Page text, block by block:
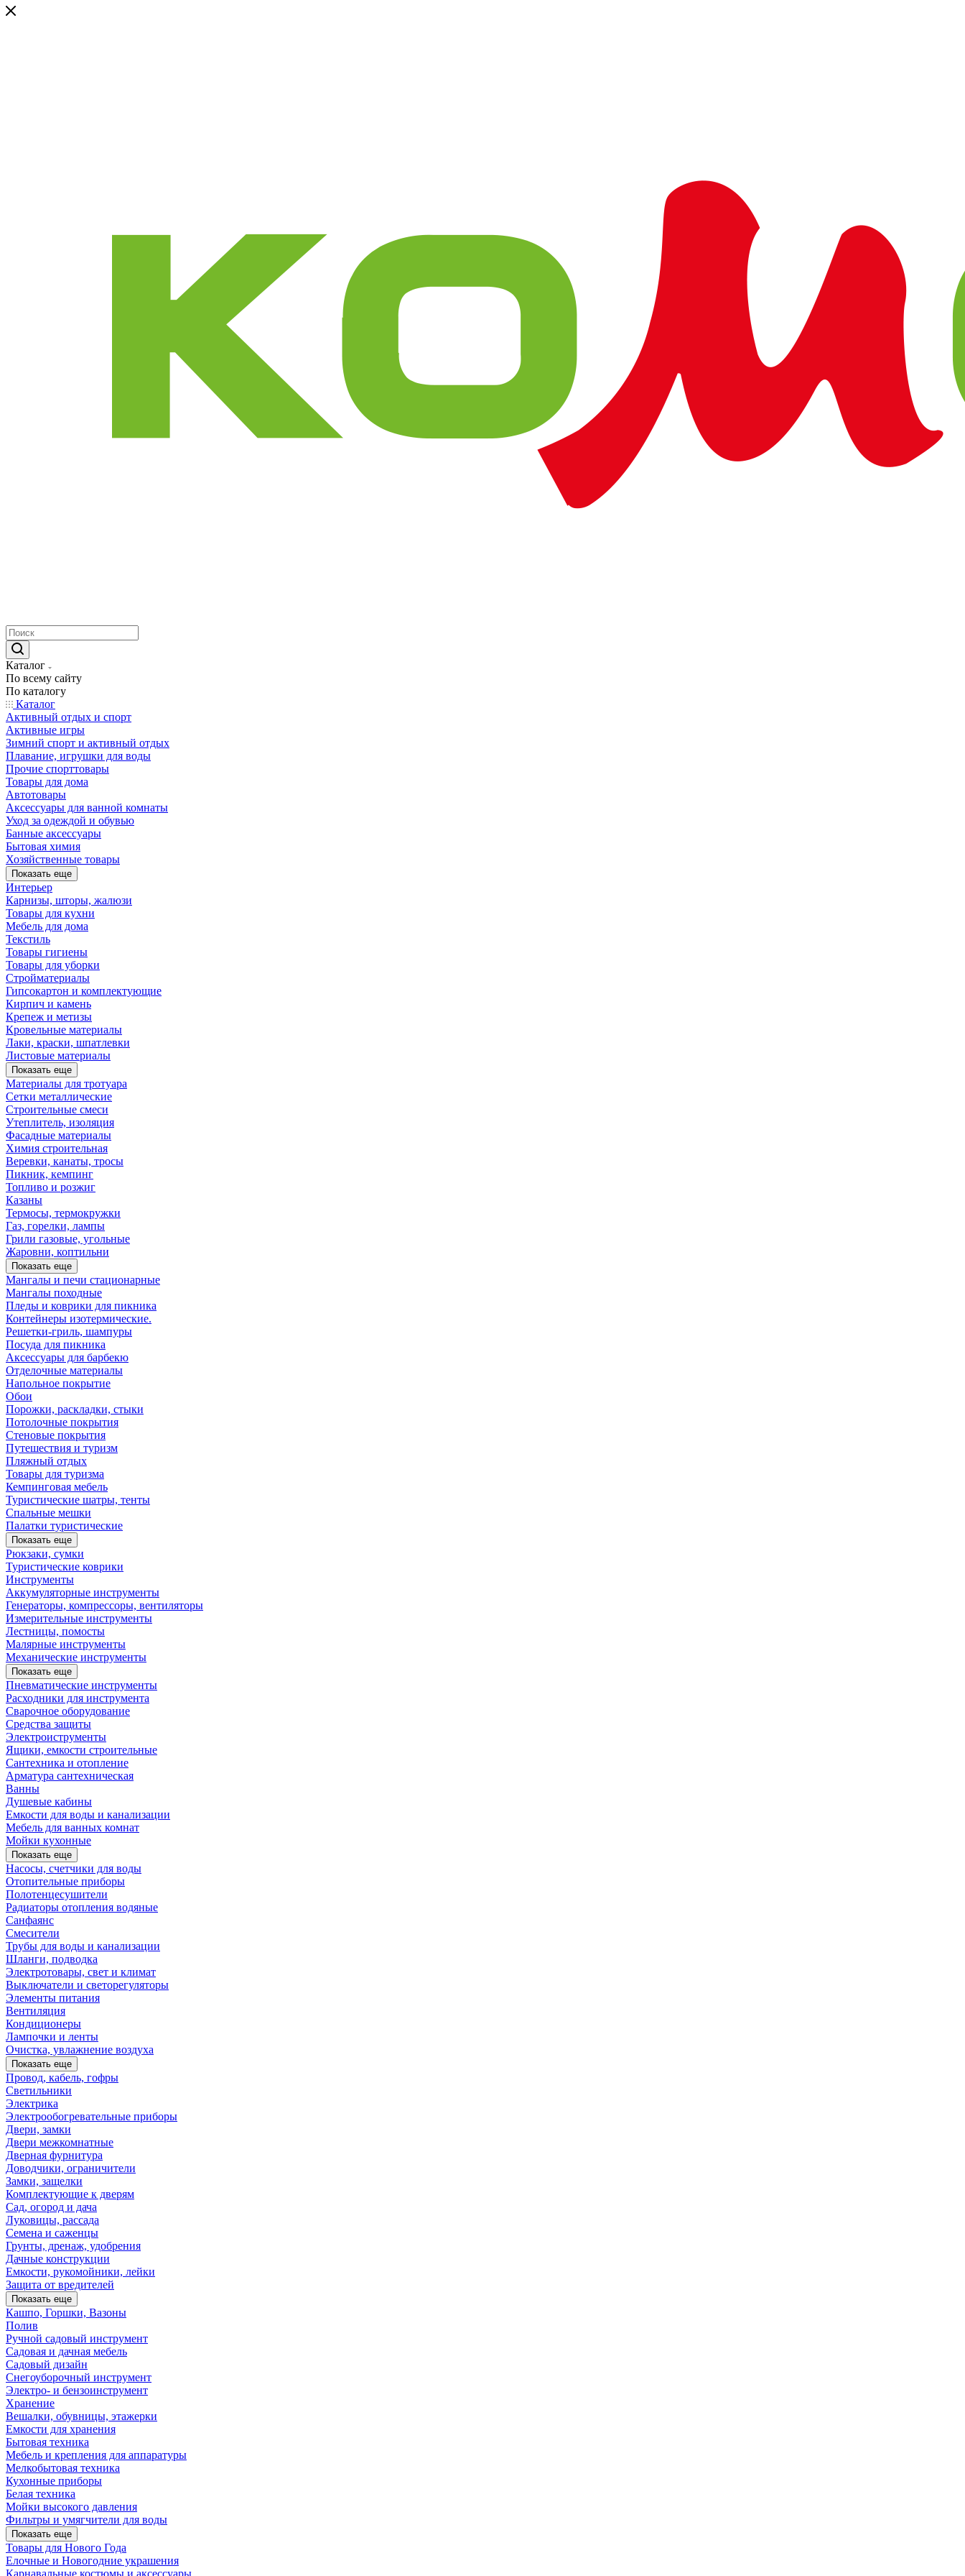
Каталог
По всему сайту
По каталогу
Каталог
Активный отдых и спорт
Активные игры
Зимний спорт и активный отдых
Плавание, игрушки для воды
Прочие спорттовары
Товары для дома
Автотовары
Аксессуары для ванной комнаты
Уход за одеждой и обувью
Банные аксессуары
Бытовая химия
Хозяйственные товары
Показать еще
Интерьер
Карнизы, шторы, жалюзи
Товары для кухни
Мебель для дома
Текстиль
Товары гигиены
Товары для уборки
Стройматериалы
Гипсокартон и комплектующие
Кирпич и камень
Крепеж и метизы
Кровельные материалы
Лаки, краски, шпатлевки
Листовые материалы
Показать еще
Материалы для тротуара
Сетки металлические
Строительные смеси
Утеплитель, изоляция
Фасадные материалы
Химия строительная
Веревки, канаты, тросы
Пикник, кемпинг
Топливо и розжиг
Казаны
Термосы, термокружки
Газ, горелки, лампы
Грили газовые, угольные
Жаровни, коптильни
Показать еще
Мангалы и печи стационарные
Мангалы походные
Пледы и коврики для пикника
Контейнеры изотермические.
Решетки-гриль, шампуры
Посуда для пикника
Аксессуары для барбекю
Отделочные материалы
Напольное покрытие
Обои
Порожки, раскладки, стыки
Потолочные покрытия
Стеновые покрытия
Путешествия и туризм
Пляжный отдых
Товары для туризма
Кемпинговая мебель
Туристические шатры, тенты
Спальные мешки
Палатки туристические
Показать еще
Рюкзаки, сумки
Туристические коврики
Инструменты
Аккумуляторные инструменты
Генераторы, компрессоры, вентиляторы
Измерительные инструменты
Лестницы, помосты
Малярные инструменты
Механические инструменты
Показать еще
Пневматические инструменты
Расходники для инструмента
Сварочное оборудование
Средства защиты
Электроиструменты
Ящики, емкости строительные
Сантехника и отопление
Арматура сантехническая
Ванны
Душевые кабины
Емкости для воды и канализации
Мебель для ванных комнат
Мойки кухонные
Показать еще
Насосы, счетчики для воды
Отопительные приборы
Полотенцесушители
Радиаторы отопления водяные
Санфаянс
Смесители
Трубы для воды и канализации
Шланги, подводка
Электротовары, свет и климат
Выключатели и светорегуляторы
Элементы питания
Вентиляция
Кондиционеры
Лампочки и ленты
Очистка, увлажнение воздуха
Показать еще
Провод, кабель, гофры
Светильники
Электрика
Электрообогревательные приборы
Двери, замки
Двери межкомнатные
Дверная фурнитура
Доводчики, ограничители
Замки, защелки
Комплектующие к дверям
Сад, огород и дача
Луковицы, рассада
Семена и саженцы
Грунты, дренаж, удобрения
Дачные конструкции
Емкости, рукомойники, лейки
Защита от вредителей
Показать еще
Кашпо, Горшки, Вазоны
Полив
Ручной садовый инструмент
Садовая и дачная мебель
Садовый дизайн
Снегоуборочный инструмент
Электро- и бензоинструмент
Хранение
Вешалки, обувницы, этажерки
Емкости для хранения
Бытовая техника
Мебель и крепления для аппаратуры
Мелкобытовая техника
Кухонные приборы
Белая техника
Мойки высокого давления
Фильтры и умягчители для воды
Показать еще
Товары для Нового Года
Елочные и Новогодние украшения
Карнавальные костюмы и аксессуары